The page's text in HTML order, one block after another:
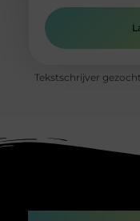
Tekstschrijver